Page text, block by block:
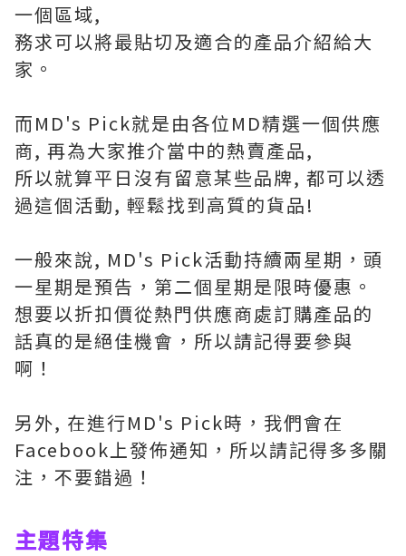
一個區域,
務求可以將最貼切及適合的產品介紹給大
家。
而MD's Pick就是由各位MD精選一個供應
商, 再為大家推介當中的熱賣產品,
所以就算平日沒有留意某些品牌, 都可以透
過這個活動, 輕鬆找到高質的貨品!
一般來說, MD's Pick活動持續兩星期，頭
一星期是預告，第二個星期是限時優惠。
想要以折扣價從熱門供應商處訂購產品的
話真的是絕佳機會，所以請記得要參與
啊！
另外, 在進行MD's Pick時，我們會在
Facebook上發佈通知，所以請記得多多關
注，不要錯過！
主題特集